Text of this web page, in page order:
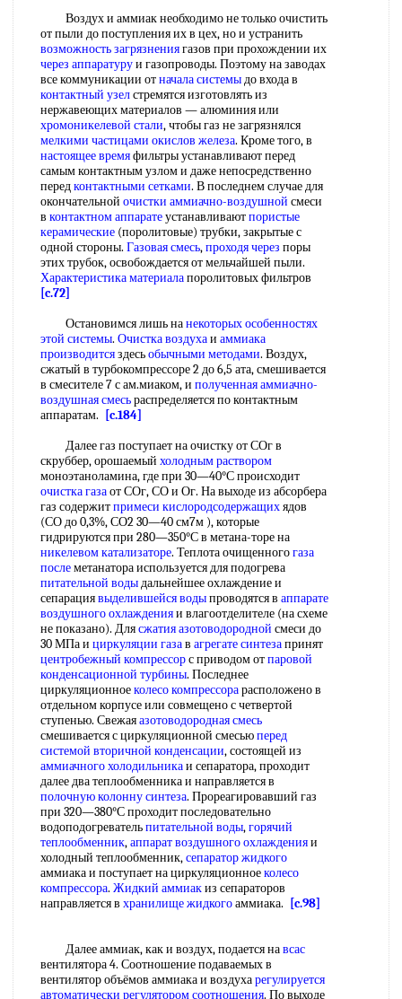
Воздух и аммиак необходимо не только очистить
от пыли до поступления их в цех, но и устранить
возможность загрязнениягазов при прохождении их
через аппаратуруи газопроводы. Поэтому на заводах
все коммуникации отначала системыдо входа в
контактный узелстремятся изготовлять из
нержавеющих материалов — алюминия или
хромоникелевой стали, чтобы газ не загрязнялся
мелкими частицами окислов железа. Кроме того, в
настоящее времяфильтры устанавливают перед
самым контактным узлом и даже непосредственно
передконтактными сетками. В последнем случае для
окончательной очистки аммиачно-воздушной смеси
в контактном аппаратеустанавливаютпористые
керамические (поролитовые) трубки, закрытые с
одной стороны. Газовая смесь,проходя через поры
этих трубок, освобождается от мельчайшей пыли.
Характеристика материалапоролитовых фильтров
[c.72]
Остановимся лишь нанекоторых особенностях
этой системы. Очистка воздухаи аммиака
производитсяздесьобычными методами. Воздух,
сжатый в турбокомпрессоре 2 до 6,5 ата, смешивается
в смесителе 7 с ам.миаком, и полученная аммиачно-
воздушная смесьраспределяется по контактным
аппаратам.
[c.184]
Далее газ поступает на очистку от СОг в
скруббер, орошаемый холодным раствором
моноэтаноламина, где при 30—40°С происходит
очистка газаот СОг, СО и Ог. На выходе из абсорбера
газ содержитпримеси кислородсодержащихядов
(СО до 0,3%, СО2 30—40 см7м ), которые
гидрируются при 280—350°С в метана-торе на
никелевом катализаторе. Теплота очищенногогаза
послеметанатора используется для подогрева
питательной водыдальнейшее охлаждение и
сепарациявыделившейся водыпроводятся в аппарате
воздушного охлажденияи влагоотделителе (на схеме
не показано). Длясжатия азотоводородной смеси до
30 МПа и циркуляции газав агрегате синтезапринят
центробежный компрессорс приводом отпаровой
конденсационной турбины. Последнее
циркуляционноеколесо компрессорарасположено в
отдельном корпусе или совмещено с четвертой
ступенью. Свежаяазотоводородная смесь
смешивается с циркуляционной смесьюперед
системой вторичной конденсации, состоящей из
аммиачного холодильникаи сепаратора, проходит
далее два теплообменника и направляется в
полочную колонну синтеза. Прореагировавший газ
при 320—380°С проходит последовательно
водоподогревательпитательной воды,горячий
теплообменник,аппарат воздушного охлажденияи
холодный теплообменник,сепаратор жидкого
аммиака и поступает на циркуляционноеколесо
компрессора. Жидкий аммиакиз сепараторов
направляется в хранилище жидкогоаммиака. [c.98]
Далее аммиак, как и воздух, подается навсас
вентилятора 4. Соотношение подаваемых в
вентилятор объёмов аммиака и воздухарегулируется
автоматически регулятором соотношения. По выходе